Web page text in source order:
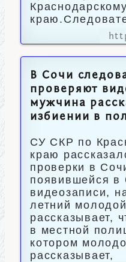
Краснодарскому
В Сочи
проверяют
мужчина
избиении в
СУ СКР по
краю
проверки в
появившейся в
видеозаписи,
летний
рассказывает,
в местной
котором
рассказывает,